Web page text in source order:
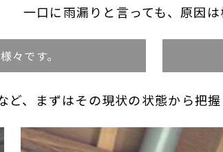
一口に雨漏りと言っても、原因は
々です。
ど、まずはその現状の状態から把握